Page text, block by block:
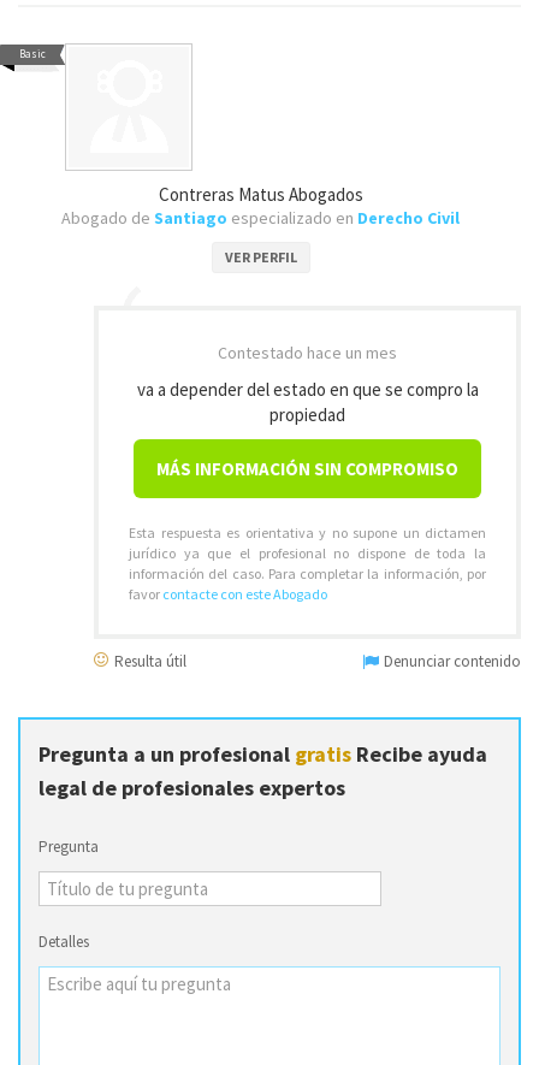
Basic
Contreras Matus Abogados
Abogado de Santiago especializado en Derecho Civil
VER PERFIL
Contestado hace un mes
va a depender del estado en que se compro la
propiedad
MÁS INFORMACIÓN SIN COMPROMISO
Esta respuesta es orientativa y no supone un dictamen
jurídico ya que el profesional no dispone de toda la
información del caso. Para completar la información, por
favor contacte con este Abogado
Resulta útil Denunciar contenido
Pregunta a un profesional gratis Recibe ayuda
legal de profesionales expertos
Pregunta
Detalles